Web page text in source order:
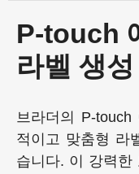
P-touch
라벨 생성
브라더의 P-
적이고 맞춤형 라
습니다. 이 강력한